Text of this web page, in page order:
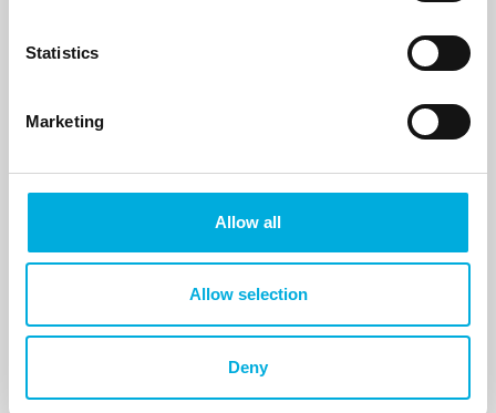
Statistics
Marketing
Allow all
Allow selection
Deny